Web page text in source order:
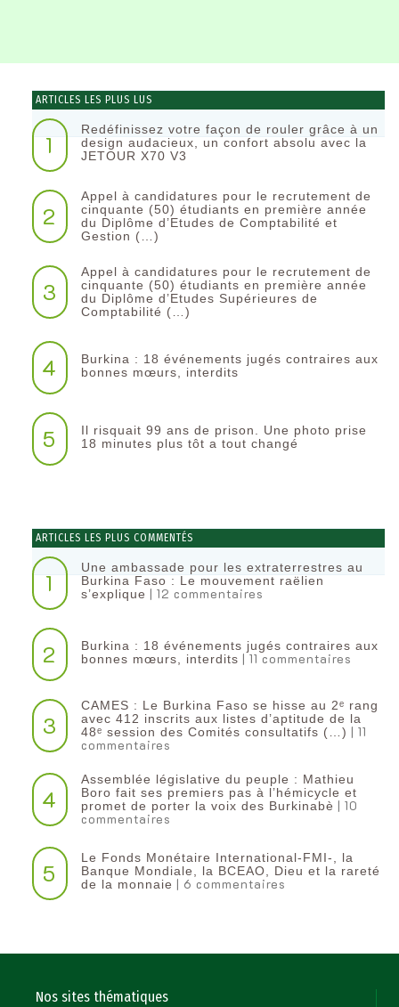
ARTICLES LES PLUS LUS
1
Redéfinissez votre façon de rouler grâce à un
design audacieux, un confort absolu avec la
JETOUR X70 V3
2
Appel à candidatures pour le recrutement de
cinquante (50) étudiants en première année
du Diplôme d’Etudes de Comptabilité et
Gestion (…)
3
Appel à candidatures pour le recrutement de
cinquante (50) étudiants en première année
du Diplôme d’Etudes Supérieures de
Comptabilité (…)
4
Burkina : 18 événements jugés contraires aux
bonnes mœurs, interdits
5
Il risquait 99 ans de prison. Une photo prise
18 minutes plus tôt a tout changé
ARTICLES LES PLUS COMMENTÉS
1
Une ambassade pour les extraterrestres au
Burkina Faso : Le mouvement raëlien
s’explique | 12 commentaires
2
Burkina : 18 événements jugés contraires aux
bonnes mœurs, interdits | 11 commentaires
3
CAMES : Le Burkina Faso se hisse au 2ᵉ rang
avec 412 inscrits aux listes d’aptitude de la
48ᵉ session des Comités consultatifs (…) | 11
commentaires
4
Assemblée législative du peuple : Mathieu
Boro fait ses premiers pas à l’hémicycle et
promet de porter la voix des Burkinabè | 10
commentaires
5
Le Fonds Monétaire International-FMI-, la
Banque Mondiale, la BCEAO, Dieu et la rareté
de la monnaie | 6 commentaires
Nos sites thématiques